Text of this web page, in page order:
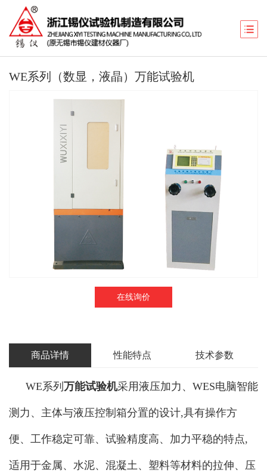
WE系列（数显，液晶）万能试验机
在线询价
商品详情 性能特点 技术参数
WE系列 万能试验机采用液压加力、WES电脑智能
测力、主体与液压控制箱分置的设计,具有操作方
便、工作稳定可靠、试验精度高、加力平稳的特点,
适用于金属、水泥、混凝土、塑料等材料的拉伸、压